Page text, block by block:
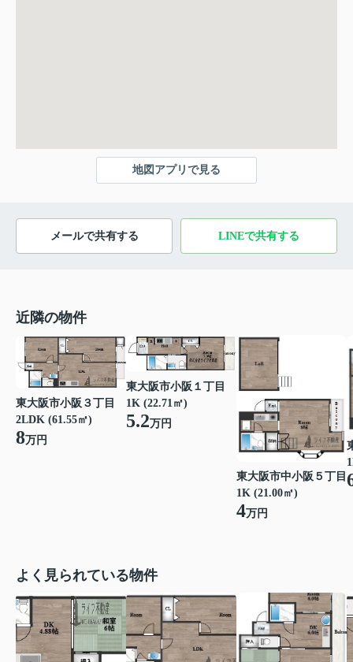
地図アプリで見る
メールで共有する LINEで共有する
近隣の物件
東大阪市小阪３丁目
2LDK (61.55㎡)
8万円
東大阪市小阪１丁目
1K (22.71㎡)
5.2万円
東大阪市中小阪５丁目
1K (21.00㎡)
4万円
よく見られている物件